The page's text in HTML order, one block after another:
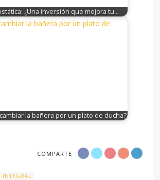
¿Una inversión que mejora tu…
la bañera por un plato de ducha?
COMPARTE